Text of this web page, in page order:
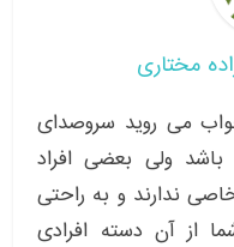
مختاری
می روید سروصدای
باشد ولی بعضی افراد
ندارند و به راحتی
از آن دسته افرادی